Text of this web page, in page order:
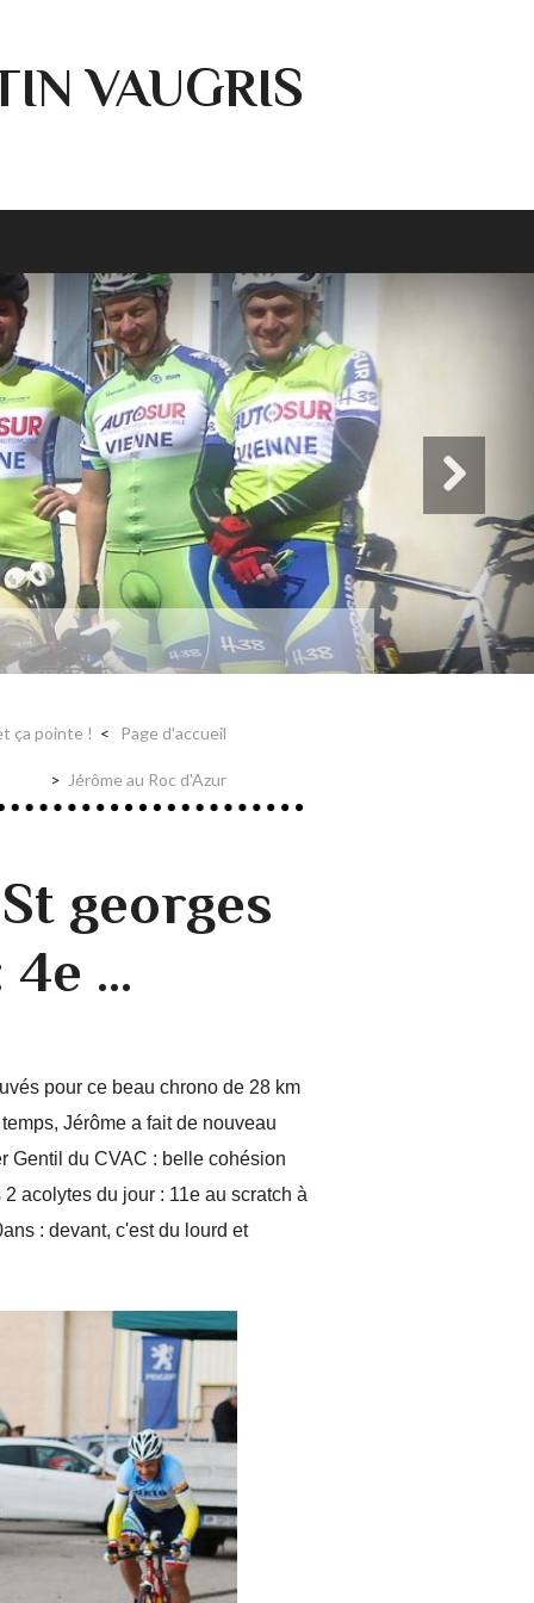
VAUGRIS
ça pointe ! Page d'accueil
Jérôme au Roc d'Azur
georges
...
pour ce beau chrono de 28 km
Jérôme a fait de nouveau
Gentil du CVAC : belle cohésion
acolytes du jour : 11e au scratch à
: devant, c'est du lourd et